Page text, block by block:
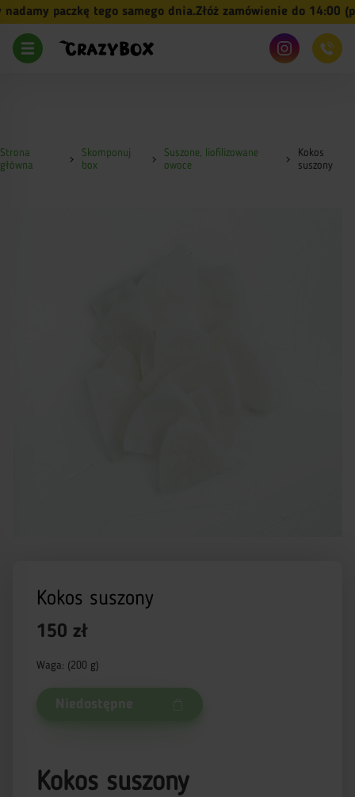
paczkę tego samego dnia. Złóż zamówienie do 14:00 (pn-
Strona
główna
Skomponuj
box
Suszone, liofilizowane
owoce
Kokos
suszony
Kokos suszony
150 zł
Waga: (200 g)
Niedostępne
Kokos suszony